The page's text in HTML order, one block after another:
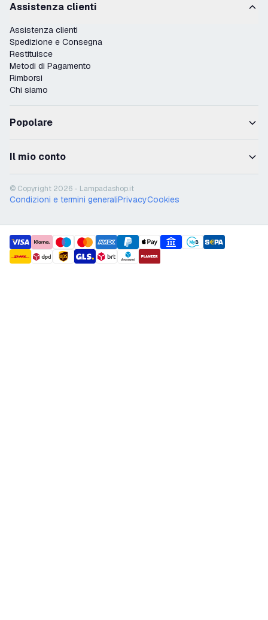
Assistenza clienti
Assistenza clienti
Spedizione e Consegna
Restituisce
Metodi di Pagamento
Rimborsi
Chi siamo
Popolare
Il mio conto
© Copyright 2026 - Lampadashop.it
Condizioni e termini generaliPrivacyCookies
payment methods
shipment methods